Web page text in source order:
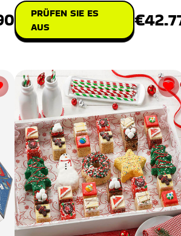
PRÜFEN SIE ES
AUS